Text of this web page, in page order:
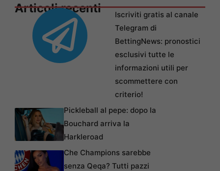
Articoli recenti
Iscriviti gratis al canale
Telegram di
BettingNews: pronostici
esclusivi tutte le
informazioni utili per
scommettere con
criterio!
Pickleball al pepe: dopo la
Bouchard arriva la
Harkleroad
Che Champions sarebbe
senza Qeqa? Tutti pazzi